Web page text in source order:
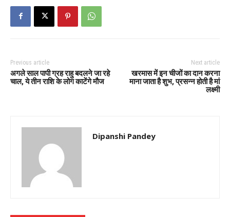
Previous article
अगले साल पापी ग्रह राहु बदलने जा रहे
चाल, ये तीन राशि के लोग काटेंगे मौज
Next article
खरमास में इन चीजों का दान करना
माना जाता है शुभ, प्रसन्न होती है मां
लक्ष्मी
Dipanshi Pandey